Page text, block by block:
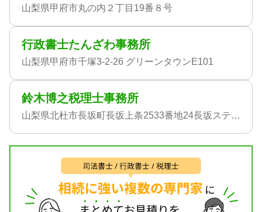
対応業務
相続財産調査 / 相続税申告 / 事業承継
電話相談可 / 訪問可 / 女性スタッフ対応可 / 土日相談
可 / 初回相談無料 / 18時以降相談可 / オンライン面談
可
山梨県甲府市丸の内２丁目19番８号
行政書士たんざわ事務所
山梨県甲府市千塚3-2-26 グリーンタウンE101
鈴木博之税理士事務所
山梨県北杜市長坂町長坂上条2533番地24長坂ステ-ションビル441